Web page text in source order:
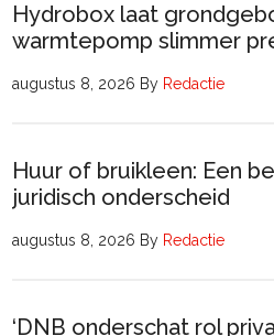
Hydrobox laat
warmtepomp slimmer
augustus 8, 2026 By Redactie
Huur of bruikleen: Een
juridisch onderscheid
augustus 8, 2026 By Redactie
‘DNB onderschat rol